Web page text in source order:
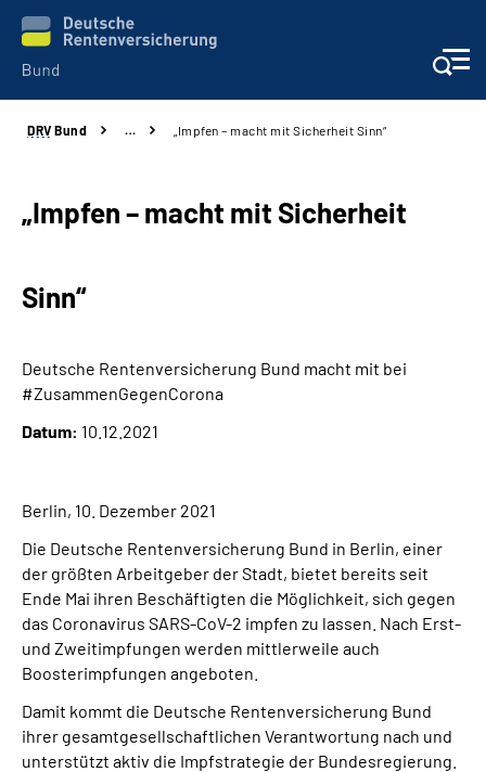
Beratung & Kontakt
Reha-Zentren
Über uns
Online-Services
Inhalte in Gebärdensprache (DGS)
Leichte Sprache
Suche
Mein Kundenportal
DRV Bund … „Impfen – macht mit Sicherheit Sinn“
„Impfen – macht mit Sicherheit
Sinn“
Deutsche Rentenversicherung Bund macht mit bei
#ZusammenGegenCorona
Datum: 10.12.2021
Berlin, 10. Dezember 2021
Die Deutsche Rentenversicherung Bund in Berlin, einer
der größten Arbeitgeber der Stadt, bietet bereits seit
Ende Mai ihren Beschäftigten die Möglichkeit, sich gegen
das Coronavirus SARS-CoV-2 impfen zu lassen. Nach Erst-
und Zweitimpfungen werden mittlerweile auch
Boosterimpfungen angeboten.
Damit kommt die Deutsche Rentenversicherung Bund
ihrer gesamtgesellschaftlichen Verantwortung nach und
unterstützt aktiv die Impfstrategie der Bundesregierung.